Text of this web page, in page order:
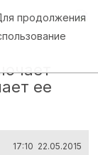
Афины
ее
17:10 22.05.2015
продолжения